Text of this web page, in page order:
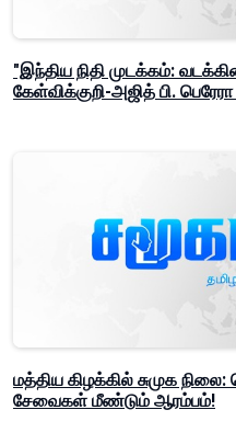
"இந்திய நிதி முடக்கம்: வடக்கின்
கேள்விக்குறி-அஜித் பி.
மத்திய கிழக்கில் சுமுக
சேவைகள் மீண்டும் ஆரம்பம்!